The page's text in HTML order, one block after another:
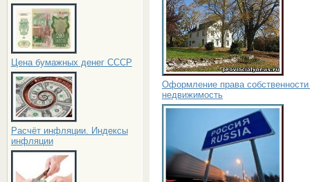
Цена бумажных денег СССР
Расчёт инфляции. Индексы
инфляции
Оформление права
недвижимость